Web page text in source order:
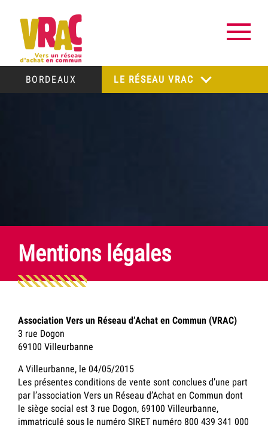
BORDEAUX LE RÉSEAU VRAC
Mentions légales
Association Vers un Réseau d’Achat en Commun (VRAC)
3 rue Dogon
69100 Villeurbanne
A Villeurbanne, le 04/05/2015
Les présentes conditions de vente sont conclues d’une part
par l’association Vers un Réseau d’Achat en Commun dont
le siège social est 3 rue Dogon, 69100 Villeurbanne,
immatriculé sous le numéro SIRET numéro 800 439 341 000